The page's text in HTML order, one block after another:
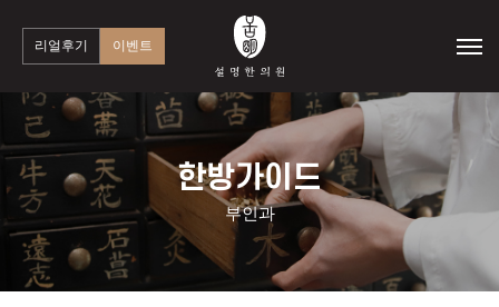
리얼후기 이벤트
한방가이드
부인과